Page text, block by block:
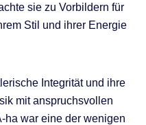
sie zu Vorbildern für
Stil und ihrer Energie
Integrität und ihre
mit anspruchsvollen
ha war eine der wenigen